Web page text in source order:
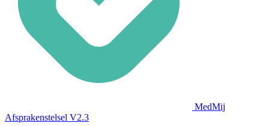
MedMij
Afsprakenstelsel V2.3